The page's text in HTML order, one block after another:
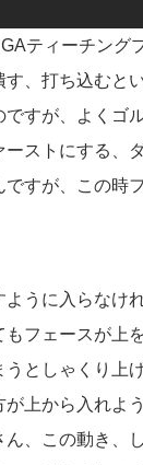
ティーチング
、打ち込むと
ですが、よくゴ
ストにする、
すが、この時
うに入らなけ
フェースが上
としゃくり上
上から入れよ
、この動き、